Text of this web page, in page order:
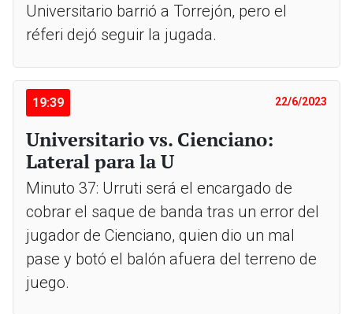
Universitario barrió a Torrejón, pero el
réferi dejó seguir la jugada.
19:39 22/6/2023
Universitario vs. Cienciano:
Lateral para la U
Minuto 37: Urruti será el encargado de
cobrar el saque de banda tras un error del
jugador de Cienciano, quien dio un mal
pase y botó el balón afuera del terreno de
juego.